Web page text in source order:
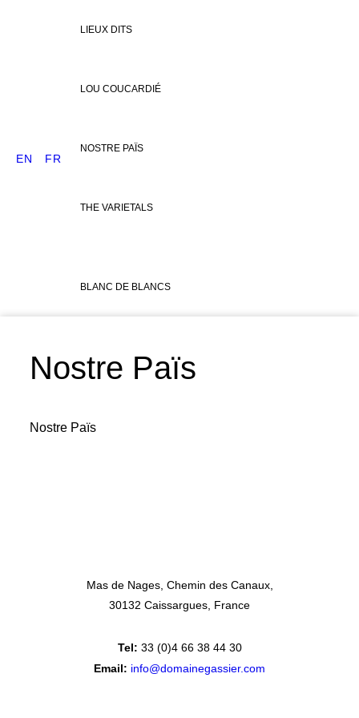
LIEUX DITS
LOU COUCARDIÉ
NOSTRE PAÏS
THE VARIETALS
BLANC DE BLANCS
EN FR
Nostre Païs
Nostre Païs
Mas de Nages Chemin des Canaux
30132 Caissargues France
Tel: 33 (0)4 66 38 44 30
Email: info@domainegassier.com